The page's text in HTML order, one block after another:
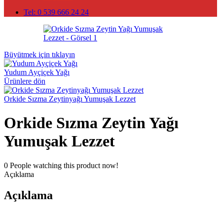
Tel: 0 539 666 24 24
Büyütmek için tıklayın
Yudum Ayçiçek Yağı
Ürünlere dön
Orkide Sızma Zeytinyağı Yumuşak Lezzet
Orkide Sızma Zeytin Yağı
Yumuşak Lezzet
0 People watching this product now!
Açıklama
Açıklama